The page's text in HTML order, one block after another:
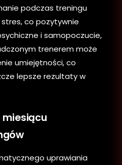
podczas treningu
co pozytywnie
i samopoczucie,
trenerem może
umiejętności, co
lepsze rezultaty w
uprawiania